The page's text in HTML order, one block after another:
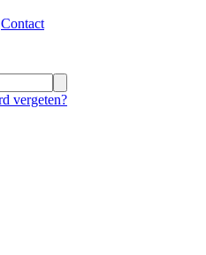
Contact
vergeten?